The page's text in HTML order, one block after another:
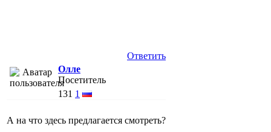
Ответить
Олле
Посетитель
131 1
А на что здесь предлагается смотреть?